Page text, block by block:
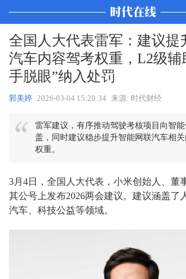
全国人大代表雷军：建议提
汽车内容驾考权重，L2级辅
手脱眼”纳入处罚
郭美婷 2026-03-04 15:20:34 来源: 时代财经
雷军建议，有序推动驾驶考核项目向智
盖，同时建议稳步提升智能网联汽车相
权重。
3月4日，全国人大代表，小米创始人、董
其公号上发布2026两会建议。建议涵盖了
汽车、科技公益等领域。